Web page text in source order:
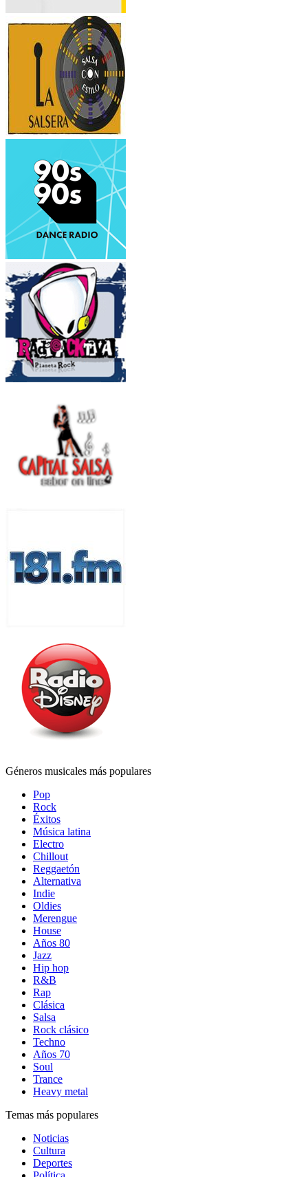
Géneros musicales más populares
Pop
Rock
Éxitos
Música latina
Electro
Chillout
Reggaetón
Alternativa
Indie
Oldies
Merengue
House
Años 80
Jazz
Hip hop
R&B
Rap
Clásica
Salsa
Rock clásico
Techno
Años 70
Soul
Trance
Heavy metal
Temas más populares
Noticias
Cultura
Deportes